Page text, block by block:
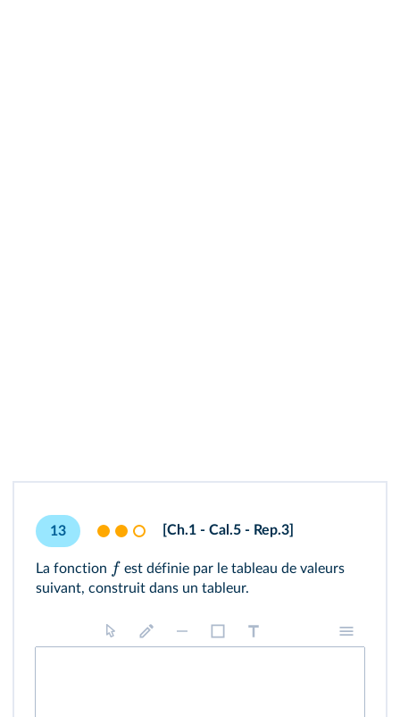
13 [Ch.1 - Cal.5 - Rep.3]
La fonction f est définie par le tableau de valeurs
suivant, construit dans un tableur.